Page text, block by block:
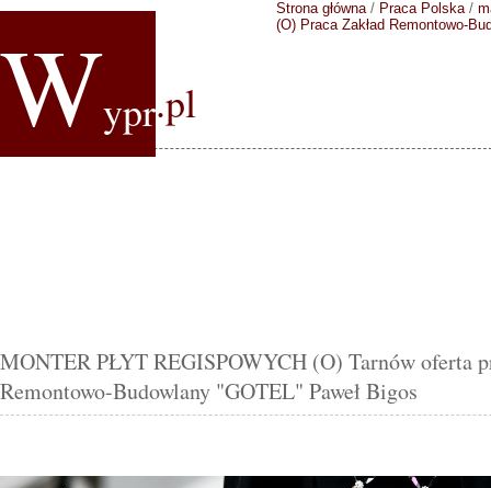
Wypr.pl
Strona główna/ Praca Polska/
(O) Praca Zakład Remontowo-
MONTER PŁYT REGISPOWYCH (O) Tarnów oferta
Remontowo-Budowlany "GOTEL" Paweł Bigos